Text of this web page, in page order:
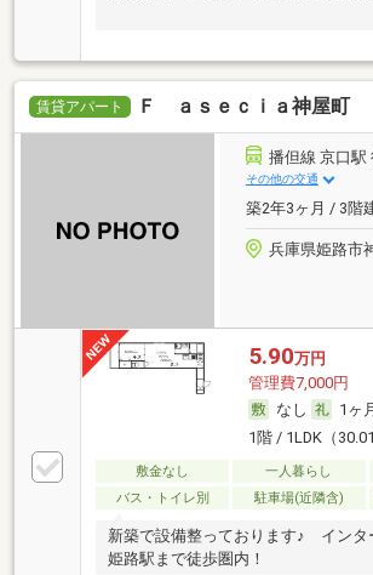
賃貸アパート Ｆ ａｓｅｃｉａ神屋町
播但線 京口駅
その他の交通
築2年3ヶ月 / 3階
兵庫県姫路市
5.90万円
管理費7,000円
なし
1ヶ
1階 / 1LDK（
敷金なし 一人暮らし
バス・トイレ別
駐車場(近隣含)
新築で設備整っております♪ インタ
姫路駅まで徒歩圏内！